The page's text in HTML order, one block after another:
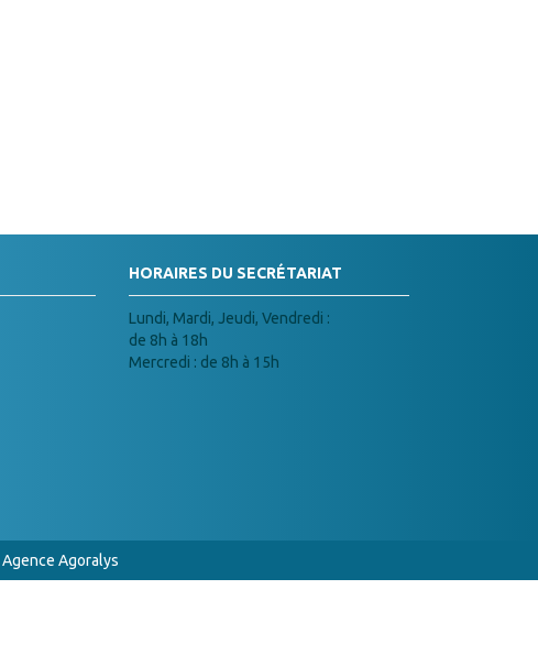
HORAIRES DU SECRÉTARIAT
Lundi, Mardi, Jeudi, Vendredi :
de 8h à 18h
Mercredi : de 8h à 15h
Agence Agoralys